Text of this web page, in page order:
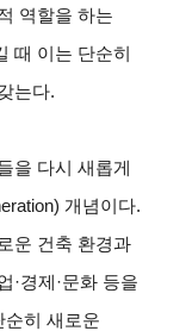
역할을 하는
때 이는 단순히
는다.
을 다시 새롭게
개념이다.
운 건축 환경과
·경제·문화 등을
순히 새로운